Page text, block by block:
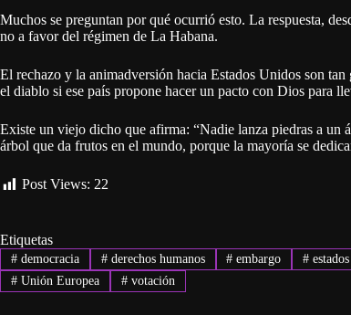
Muchos se preguntan por qué ocurrió esto. La respuesta,
no a favor del régimen de La Habana.
El rechazo y la animadversión hacia Estados Unidos son
el diablo si ese país propone hacer un pacto con Dios para
Existe un viejo dicho que afirma: “Nadie lanza piedras a un
árbol que da frutos en el mundo, porque la mayoría se
Post Views: 22
Etiquetas
#democracia #derechos humanos # embargo #
#Unión Europea #votación